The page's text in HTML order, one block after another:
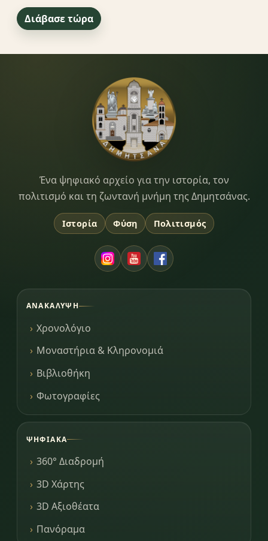
Διάβασε τώρα
Dimitsana.gr
Ένα ψηφιακό αρχείο για την ιστορία, τον
πολιτισμό και τη ζωντανή μνήμη της Δημητσάνας.
Ιστορία Φύση Πολιτισμός
ΑΝΑΚΆΛΥΨΗ
Χρονολόγιο
Μοναστήρια & Κληρονομιά
Βιβλιοθήκη
Φωτογραφίες
ΨΗΦΙΑΚΆ
360° Διαδρομή
3D Χάρτης
3D Αξιοθέατα
Πανόραμα